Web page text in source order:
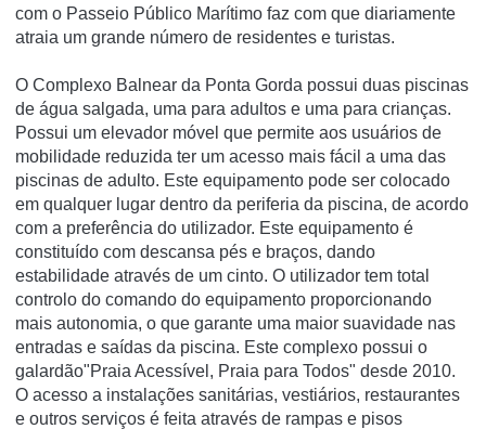
com o Passeio Público Marítimo faz com que diariamente
atraia um grande número de residentes e turistas.
O Complexo Balnear da Ponta Gorda possui duas piscinas
de água salgada, uma para adultos e uma para crianças.
Possui um elevador móvel que permite aos usuários de
mobilidade reduzida ter um acesso mais fácil a uma das
piscinas de adulto. Este equipamento pode ser colocado
em qualquer lugar dentro da periferia da piscina, de acordo
com a preferência do utilizador. Este equipamento é
constituído com descansa pés e braços, dando
estabilidade através de um cinto. O utilizador tem total
controlo do comando do equipamento proporcionando
mais autonomia, o que garante uma maior suavidade nas
entradas e saídas da piscina. Este complexo possui o
galardão"Praia Acessível, Praia para Todos" desde 2010.
O acesso a instalações sanitárias, vestiários, restaurantes
e outros serviços é feita através de rampas e pisos